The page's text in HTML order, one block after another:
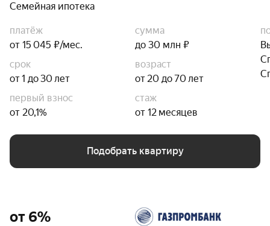
Семейная ипотека
платёж
от 15 045 ₽/мес.
сумма
до 30 млн ₽
срок
от 1 до 30 лет
возраст
от 20 до 70 лет
первый взнос
от 20,1%
стаж
от 12 месяцев
Подобрать квартиру
от 6%